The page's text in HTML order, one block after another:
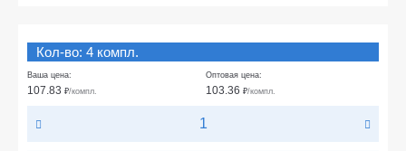
Кол-во: 4 компл.
Ваша цена:
107.83 ₽/компл.
Оптовая цена:
103.36 ₽/компл.